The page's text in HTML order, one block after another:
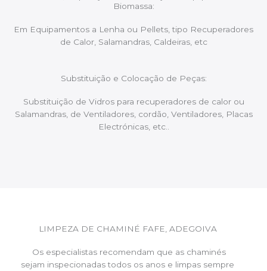
Biomassa:
Em Equipamentos a Lenha ou Pellets, tipo Recuperadores
de Calor, Salamandras, Caldeiras, etc
Substituição e Colocação de Peças:
Substituição de Vidros para recuperadores de calor ou
Salamandras, de Ventiladores, cordão, Ventiladores, Placas
Electrónicas, etc..
LIMPEZA DE CHAMINÉ FAFE, ADEGOIVA
Os especialistas recomendam que as chaminés
sejam inspecionadas todos os anos e limpas sempre